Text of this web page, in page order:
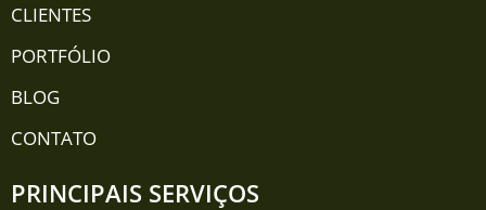
CLIENTES
PORTFÓLIO
BLOG
CONTATO
PRINCIPAIS SERVIÇOS